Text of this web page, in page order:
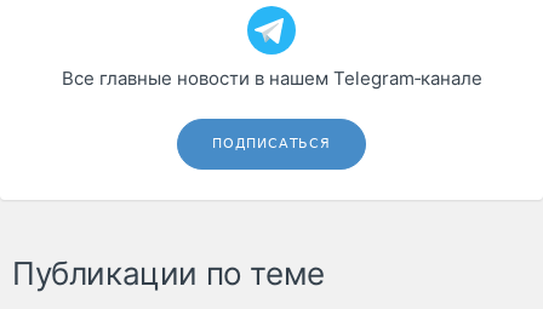
Все главные новости в нашем Telegram‑канале
ПОДПИСАТЬСЯ
Публикации по теме